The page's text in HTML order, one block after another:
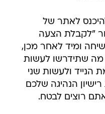
לאתר של
"לקבלת הצעה
ומיד לאחר מכן,
מה שתידרשו לעשות
ולעשות שני
הנהיגה שלכם
רוצים לבטח.